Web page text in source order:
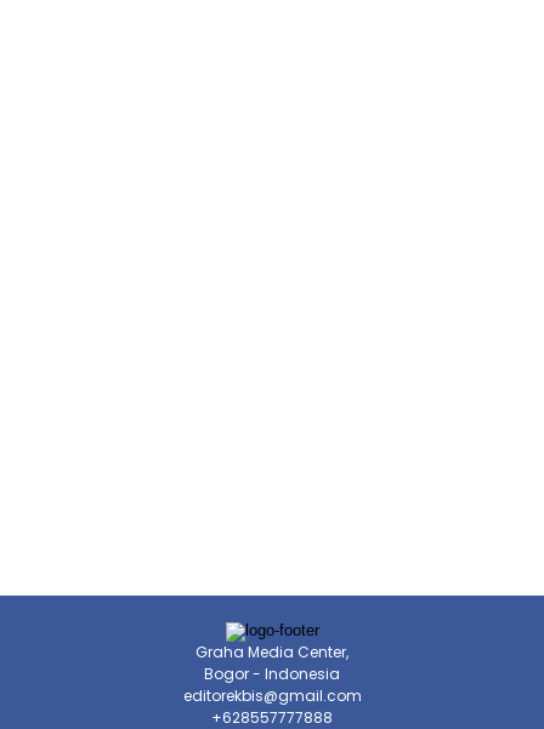
Graha Media Center,
Bogor - Indonesia
editorekbis@gmail.com
+628557777888